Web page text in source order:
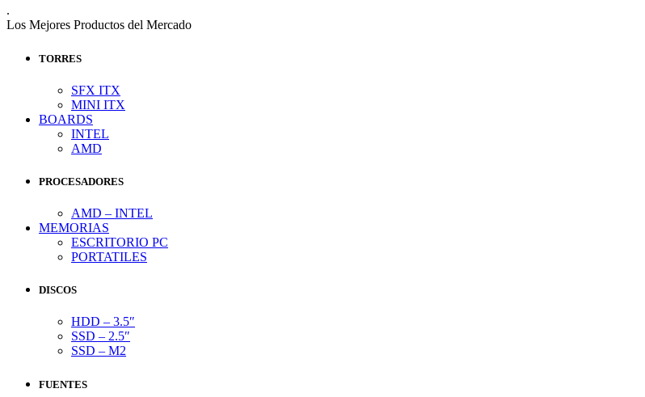
.
Los Mejores Productos del Mercado
TORRES
SFX ITX
MINI ITX
BOARDS
INTEL
AMD
PROCESADORES
AMD – INTEL
MEMORIAS
ESCRITORIO PC
PORTATILES
DISCOS
HDD – 3.5″
SSD – 2.5″
SSD – M2
FUENTES